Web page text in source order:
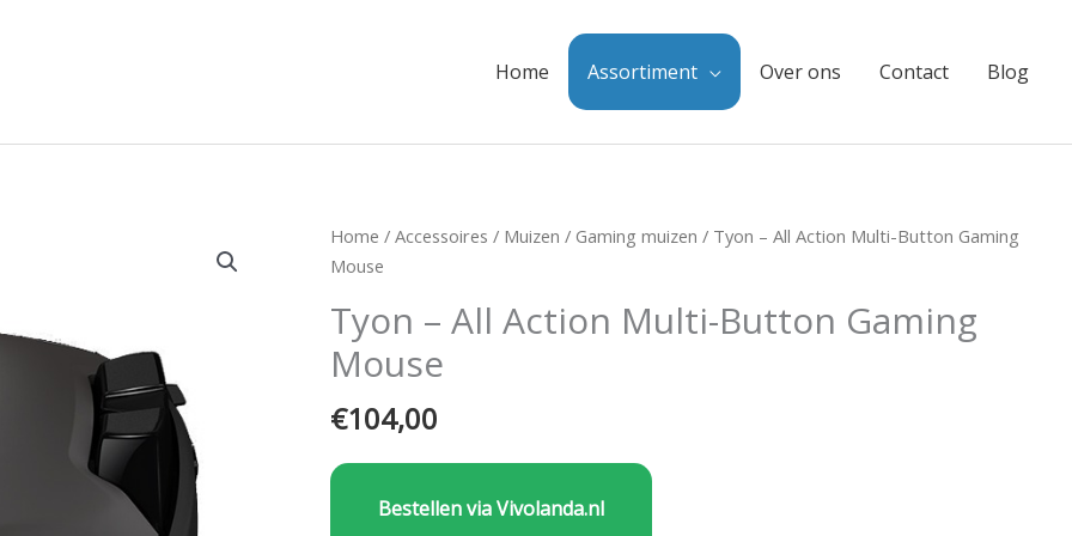
Home Assortiment Over ons Contact Blog
Home /Accessoires / Muizen / Gaming muizen / Tyon – All Action Multi-Button Gaming
Mouse
Tyon – All Action Multi-Button Gaming
Mouse
€104,00
Bestellen via Vivolanda.nl